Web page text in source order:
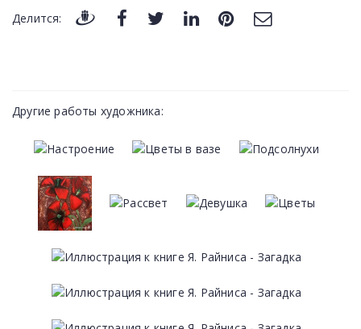
Делится:
Другие работы художника: